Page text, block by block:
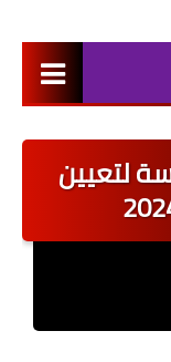
العام
اليومية
لتعيين